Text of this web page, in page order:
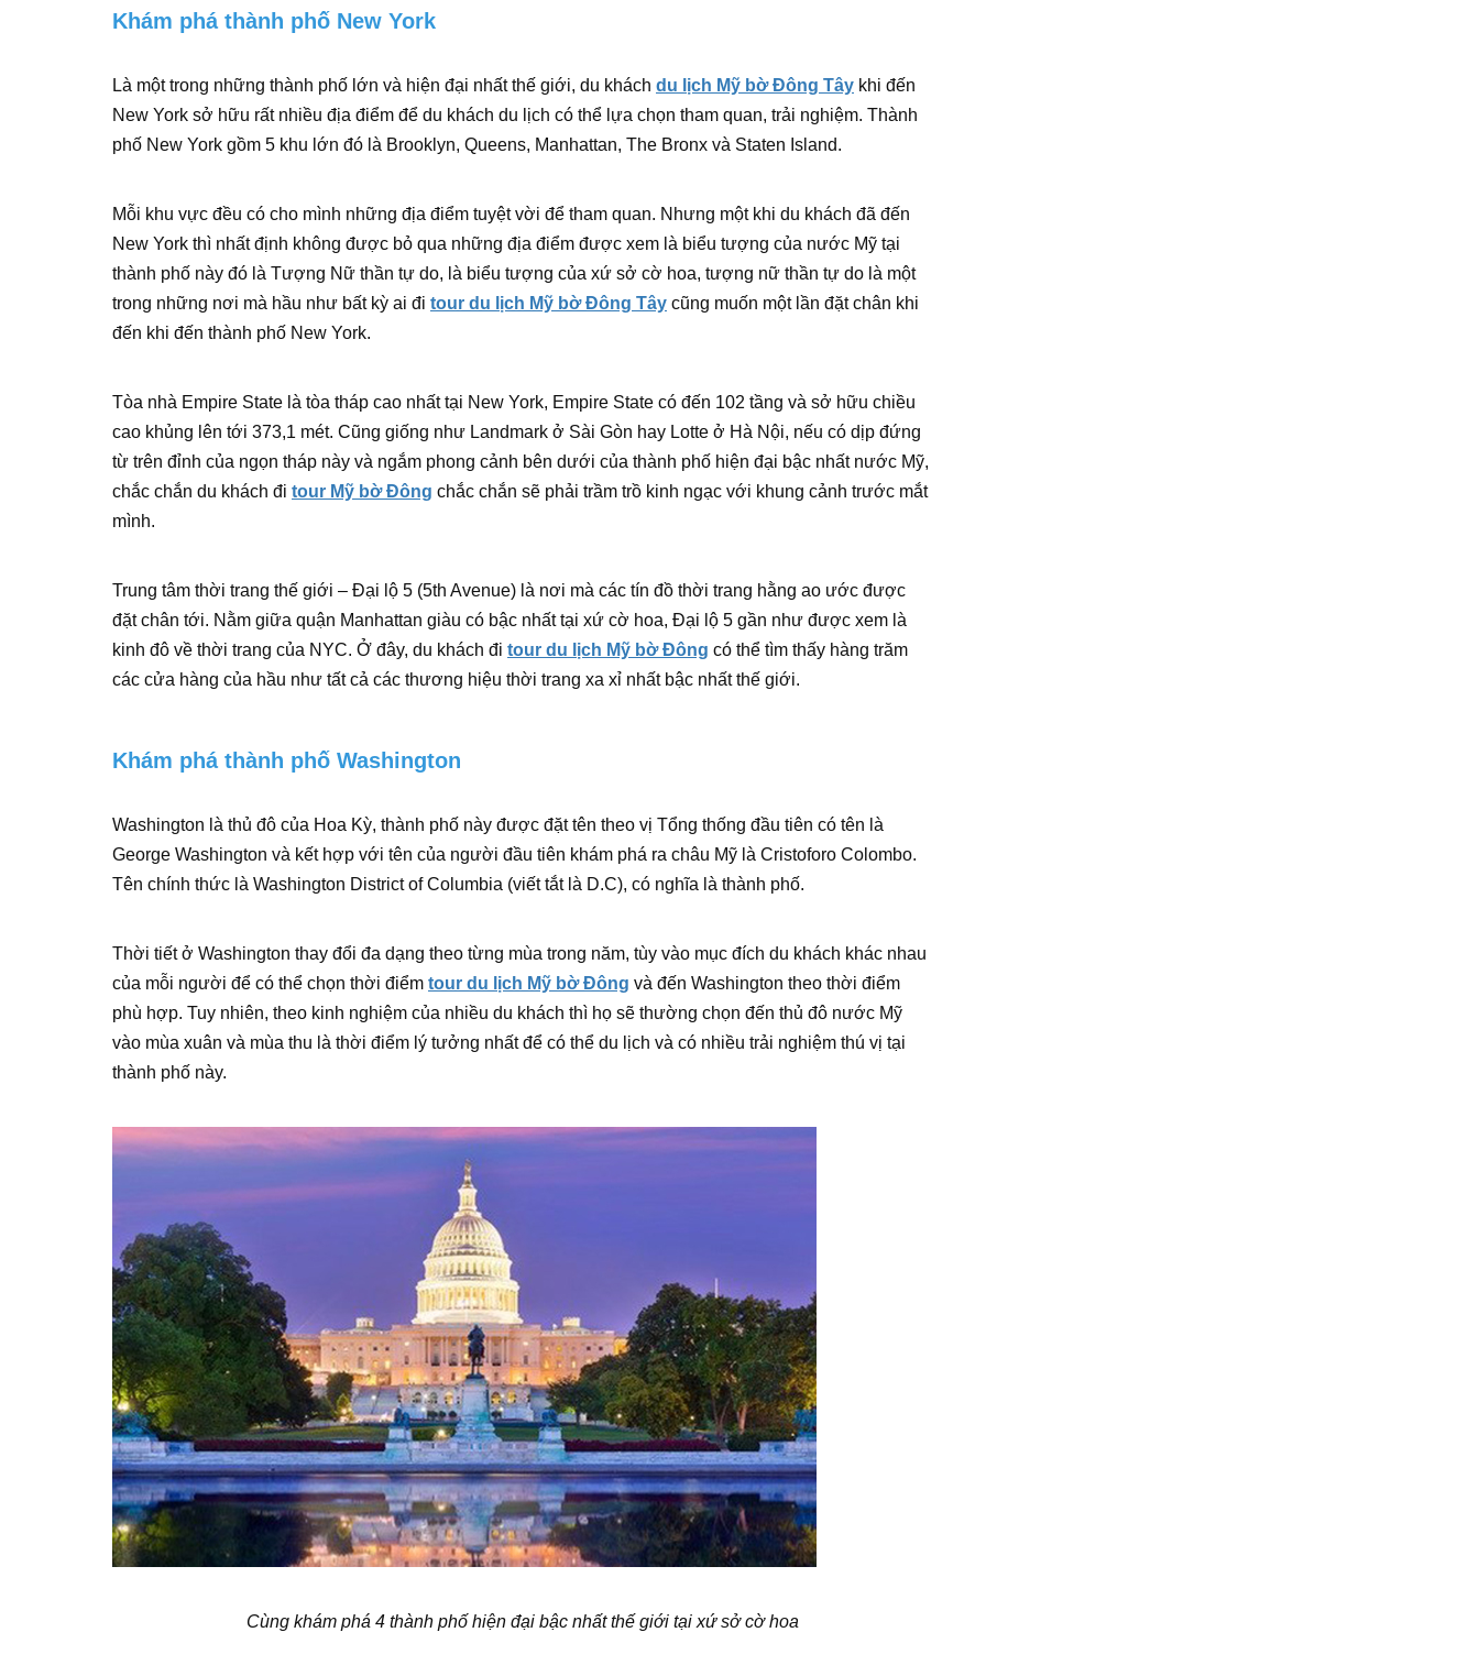
Khám phá thành phố New York
Là một trong những thành phố lớn và hiện đại nhất thế giới, du khách du lịch Mỹ bờ Đông Tây khi đến
New York sở hữu rất nhiều địa điểm để du khách du lịch có thể lựa chọn tham quan, trải nghiệm. Thành
phố New York gồm 5 khu lớn đó là Brooklyn, Queens, Manhattan, The Bronx và Staten Island.
Mỗi khu vực đều có cho mình những địa điểm tuyệt vời để tham quan. Nhưng một khi du khách đã đến
New York thì nhất định không được bỏ qua những địa điểm được xem là biểu tượng của nước Mỹ tại
thành phố này đó là Tượng Nữ thần tự do, là biểu tượng của xứ sở cờ hoa, tượng nữ thần tự do là một
trong những nơi mà hầu như bất kỳ ai đi tour du lịch Mỹ bờ Đông Tây cũng muốn một lần đặt chân khi
đến khi đến thành phố New York.
Tòa nhà Empire State là tòa tháp cao nhất tại New York, Empire State có đến 102 tầng và sở hữu chiều
cao khủng lên tới 373,1 mét. Cũng giống như Landmark ở Sài Gòn hay Lotte ở Hà Nội, nếu có dịp đứng
từ trên đỉnh của ngọn tháp này và ngắm phong cảnh bên dưới của thành phố hiện đại bậc nhất nước Mỹ,
chắc chắn du khách đi tour Mỹ bờ Đông chắc chắn sẽ phải trầm trồ kinh ngạc với khung cảnh trước mắt
mình.
Trung tâm thời trang thế giới – Đại lộ 5 (5th Avenue) là nơi mà các tín đồ thời trang hằng ao ước được
đặt chân tới. Nằm giữa quận Manhattan giàu có bậc nhất tại xứ cờ hoa, Đại lộ 5 gần như được xem là
kinh đô về thời trang của NYC. Ở đây, du khách đi tour du lịch Mỹ bờ Đông có thể tìm thấy hàng trăm
các cửa hàng của hầu như tất cả các thương hiệu thời trang xa xỉ nhất bậc nhất thế giới.
Khám phá thành phố Washington
Washington là thủ đô của Hoa Kỳ, thành phố này được đặt tên theo vị Tổng thống đầu tiên có tên là
George Washington và kết hợp với tên của người đầu tiên khám phá ra châu Mỹ là Cristoforo Colombo.
Tên chính thức là Washington District of Columbia (viết tắt là D.C), có nghĩa là thành phố.
Thời tiết ở Washington thay đổi đa dạng theo từng mùa trong năm, tùy vào mục đích du khách khác nhau
của mỗi người để có thể chọn thời điểm tour du lịch Mỹ bờ Đông và đến Washington theo thời điểm
phù hợp. Tuy nhiên, theo kinh nghiệm của nhiều du khách thì họ sẽ thường chọn đến thủ đô nước Mỹ
vào mùa xuân và mùa thu là thời điểm lý tưởng nhất để có thể du lịch và có nhiều trải nghiệm thú vị tại
thành phố này.
Cùng khám phá 4 thành phố hiện đại bậc nhất thế giới tại xứ sở cờ hoa